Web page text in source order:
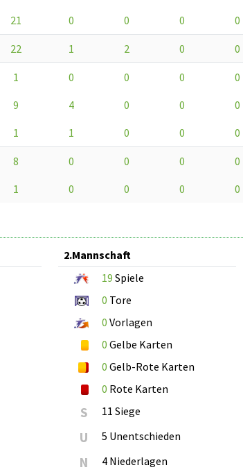
21 0 0 0 0
22 1 2 0 0
1 0 0 0 0
9 4 0 0 0
1 1 0 0 0
8 0 0 0 0
1 0 0 0 0
2.Mannschaft
19 Spiele
0 Tore
0 Vorlagen
0 Gelbe Karten
0 Gelb-Rote Karten
0 Rote Karten
S 11 Siege
U 5 Unentschieden
N 4 Niederlagen